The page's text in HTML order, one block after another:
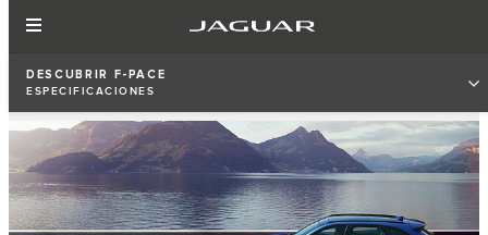
DESCUBRIR F‑PACE
ESPECIFICACIONES